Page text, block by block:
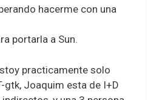
hacerme con una
portarla a Sun.
practicamente solo
gtk, Joaquim esta de I+D